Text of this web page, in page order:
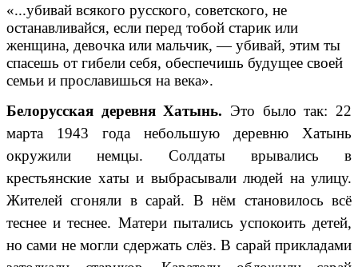
«...убивай всякого русского, советского, не
останавливайся, если перед тобой старик или
женщина, девочка или мальчик, — убивай, этим ты
спасешь от гибели себя, обеспечишь будущее своей
семьи и прославишься на века».
Белорусская деревня Хатынь. Это было так: 22
марта 1943 года небольшую деревню Хатынь
окружили немцы. Солдаты врывались в
крестьянские хаты и выбрасывали людей на улицу.
Жителей сгоняли в сарай. В нём становилось всё
теснее и теснее. Матери пытались успокоить детей,
но сами не могли сдержать слёз. В сарай прикладами